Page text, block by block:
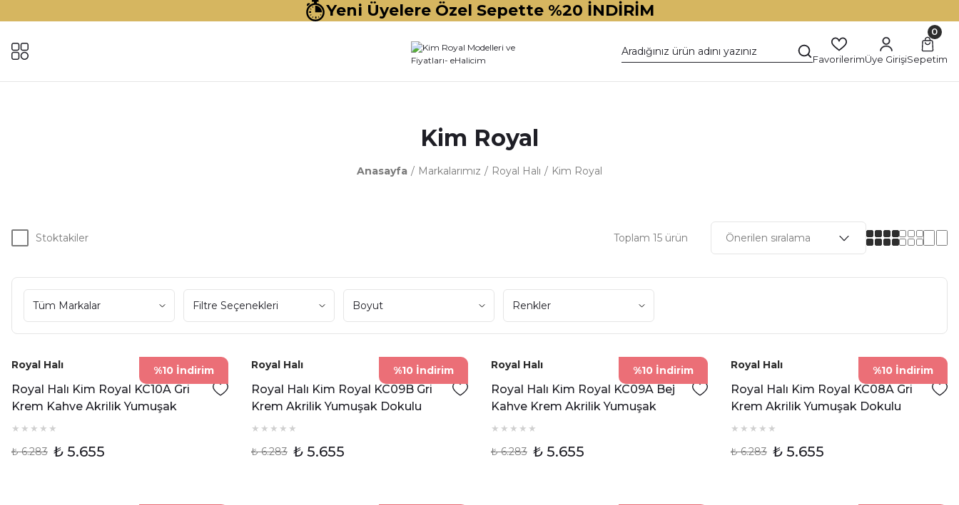
Yeni Üyelere Özel Sepette %20 İNDİRİM
FavorilerimÜye Girişi
0
Sepetim
Kim Royal
Anasayfa Markalarımız Royal Halı Kim Royal
Stoktakiler Toplam 15 ürün
Tüm Markalar Filtre Seçenekleri Boyut Renkler
%10 İndirim
Royal Halı
Royal Halı Kim Royal KC10A Gri
Krem Kahve Akrilik Yumuşak
Dokulu Modern Eskitme Halı
₺ 6.283 ₺ 5.655
%10 İndirim
Royal Halı
Royal Halı Kim Royal KC09B Gri
Krem Akrilik Yumuşak Dokulu
Modern Klasik Halı
₺ 6.283 ₺ 5.655
%10 İndirim
Royal Halı
Royal Halı Kim Royal KC09A Bej
Kahve Krem Akrilik Yumuşak
Dokulu Modern Klasik Halı
₺ 6.283 ₺ 5.655
%10 İndirim
Royal Halı
Royal Halı Kim Royal KC08A Gri
Krem Akrilik Yumuşak Dokulu
Modern Eskitme Halı
₺ 6.283 ₺ 5.655